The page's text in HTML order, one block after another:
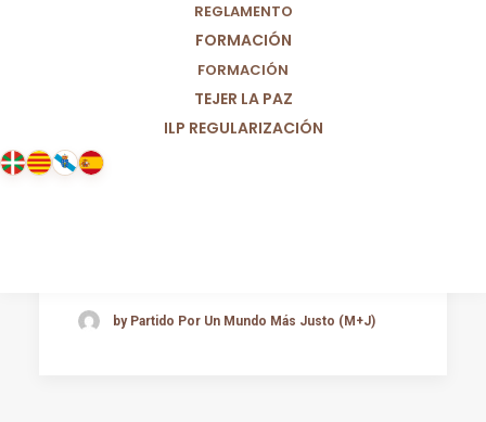
REGLAMENTO
FORMACIÓN
FORMACIÓN
TEJER LA PAZ
ILP REGULARIZACIÓN
by Partido Por Un Mundo Más Justo (M+J)